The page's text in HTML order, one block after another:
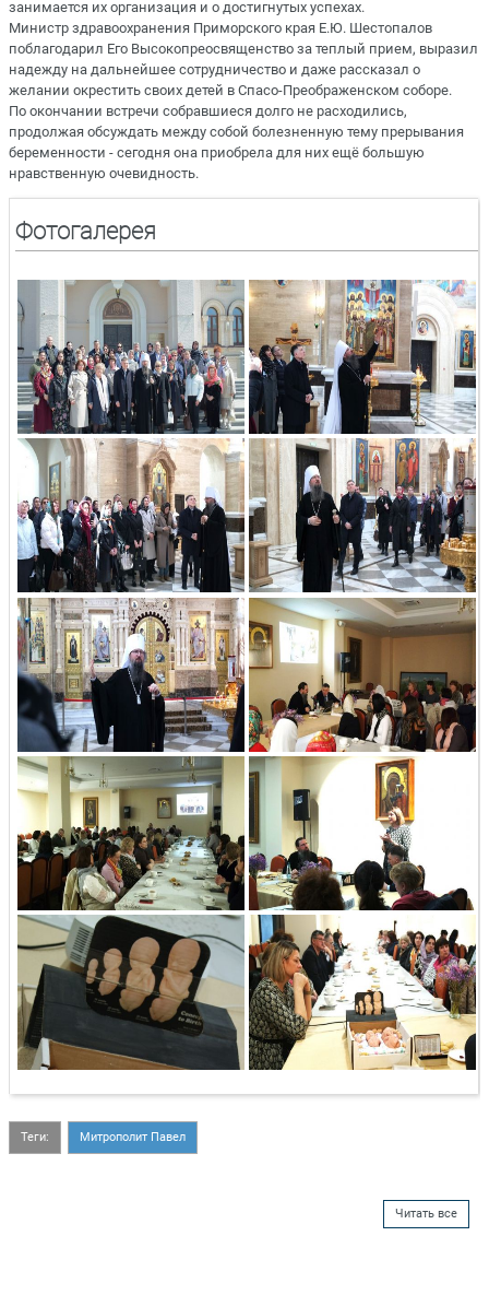
занимается их организация и о достигнутых успехах.
Министр здравоохранения Приморского края Е.Ю. Шестопалов
поблагодарил Его Высокопреосвященство за теплый прием, выразил
надежду на дальнейшее сотрудничество и даже рассказал о
желании окрестить своих детей в Спасо-Преображенском соборе.
По окончании встречи собравшиеся долго не расходились,
продолжая обсуждать между собой болезненную тему прерывания
беременности - сегодня она приобрела для них ещё большую
нравственную очевидность.
Фотогалерея
Теги: Митрополит Павел
Читать все